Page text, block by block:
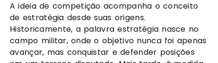
A ideia de competição acompanha o conceito
de estratégia desde suas origens.
Historicamente, a palavra estratégia nasce no
campo militar, onde o objetivo nunca foi apenas
avançar, mas conquistar e defender posições